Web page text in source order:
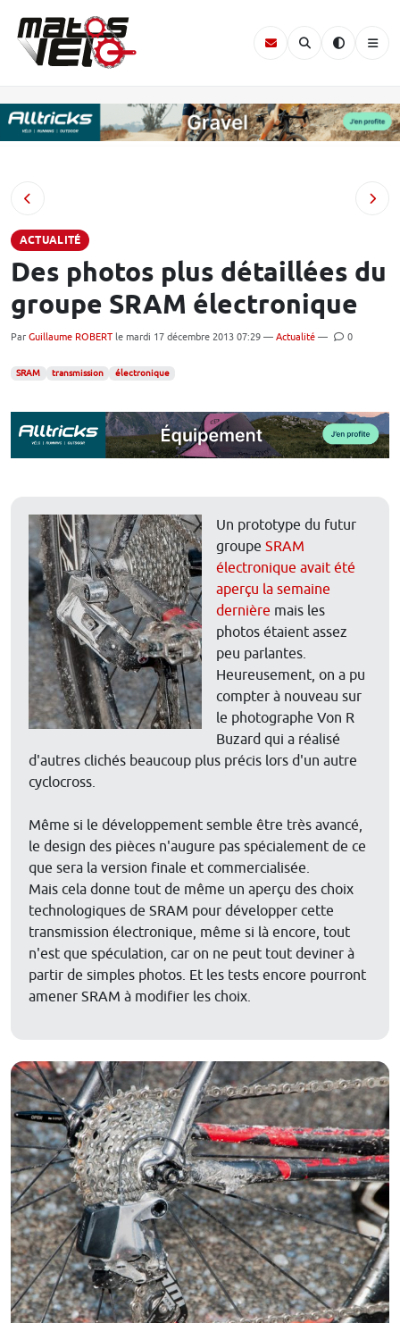
ACTUALITÉ
Des photos plus détaillées du
groupe SRAM électronique
Par Guillaume ROBERT le mardi 17 décembre 2013 07:29 — Actualité — 0
SRAM transmission électronique
Un prototype du futur
groupe SRAM
électronique avait été
aperçu la semaine
dernière mais les
photos étaient assez
peu parlantes.
Heureusement, on a pu
compter à nouveau sur
le photographe Von R
Buzard qui a réalisé
d'autres clichés beaucoup plus précis lors d'un autre
cyclocross.
Même si le développement semble être très avancé,
le design des pièces n'augure pas spécialement de ce
que sera la version finale et commercialisée.
Mais cela donne tout de même un aperçu des choix
technologiques de SRAM pour développer cette
transmission électronique, même si là encore, tout
n'est que spéculation, car on ne peut tout deviner à
partir de simples photos. Et les tests encore pourront
amener SRAM à modifier les choix.